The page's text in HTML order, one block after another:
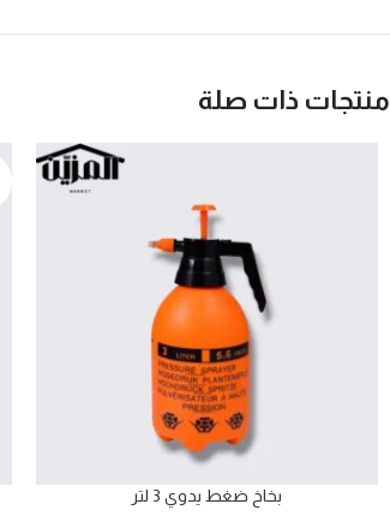
منتجات ذات صلة
بخاخ ضغط يدوي 3 لتر